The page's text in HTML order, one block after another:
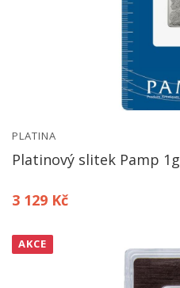
PLATINA
Platinový slitek Pamp 1g
3 129 Kč
AKCE